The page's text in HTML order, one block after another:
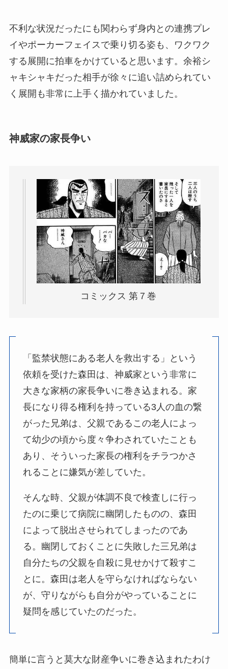
不利な状況だったにも関わらず身内との連携プレ
イやポーカーフェイスで乗り切る姿も、ワクワク
する展開に拍車をかけていると思います。余裕シ
ャキシャキだった相手が徐々に追い詰められてい
く展開も非常に上手く描かれていました。
神威家の家長争い
コミックス 第７巻
「監禁状態にある老人を救出する」という
依頼を受けた森田は、神威家という非常に
大きな家柄の家長争いに巻き込まれる。家
長になり得る権利を持っている3人の血の繋
がった兄弟は、父親であるこの老人によっ
て幼少の頃から度々争わされていたことも
あり、そういった家長の権利をチラつかさ
れることに嫌気が差していた。
そんな時、父親が体調不良で検査しに行っ
たのに乗じて病院に幽閉したものの、森田
によって脱出させられてしまったのであ
る。幽閉しておくことに失敗した三兄弟は
自分たちの父親を自殺に見せかけて殺すこ
とに。森田は老人を守らなければならない
が、守りながらも自分がやっていることに
疑問を感じていたのだった。
簡単に言うと莫大な財産争いに巻き込まれたわけ